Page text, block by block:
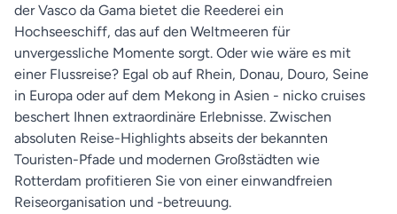
der Vasco da Gama bietet die Reederei ein
Hochseeschiff, das auf den Weltmeeren für
unvergessliche Momente sorgt. Oder wie wäre es mit
einer Flussreise? Egal ob auf Rhein, Donau, Douro, Seine
in Europa oder auf dem Mekong in Asien - nicko cruises
beschert Ihnen extraordinäre Erlebnisse. Zwischen
absoluten Reise-Highlights abseits der bekannten
Touristen-Pfade und modernen Großstädten wie
Rotterdam profitieren Sie von einer einwandfreien
Reiseorganisation und -betreuung.